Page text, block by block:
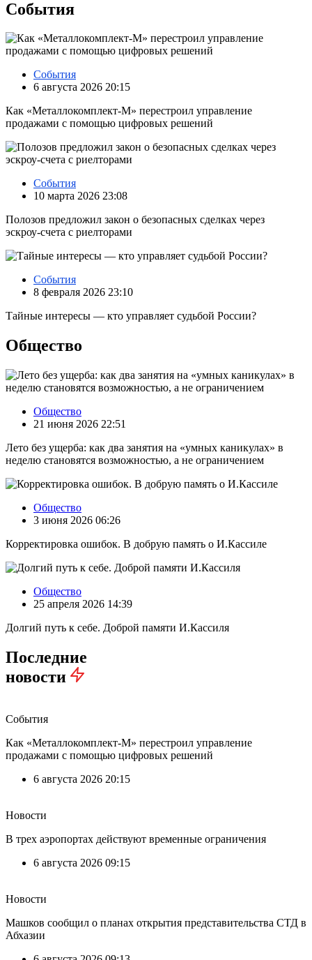
События
События
6 августа 2026 20:15
Как «Металлокомплект-М» перестроил управление
продажами с помощью цифровых решений
События
10 марта 2026 23:08
Полозов предложил закон о безопасных сделках через
эскроу‑счета с риелторами
События
8 февраля 2026 23:10
Тайные интересы — кто управляет судьбой России?
Общество
Общество
21 июня 2026 22:51
Лето без ущерба: как два занятия на «умных каникулах» в
неделю становятся возможностью, а не ограничением
Общество
3 июня 2026 06:26
Корректировка ошибок. В добрую память о И.Кассиле
Общество
25 апреля 2026 14:39
Долгий путь к себе. Доброй памяти И.Кассиля
Последние
новости
События
Как «Металлокомплект-М» перестроил управление
продажами с помощью цифровых решений
6 августа 2026 20:15
Новости
В трех аэропортах действуют временные ограничения
6 августа 2026 09:15
Новости
Машков сообщил о планах открытия представительства СТД в
Абхазии